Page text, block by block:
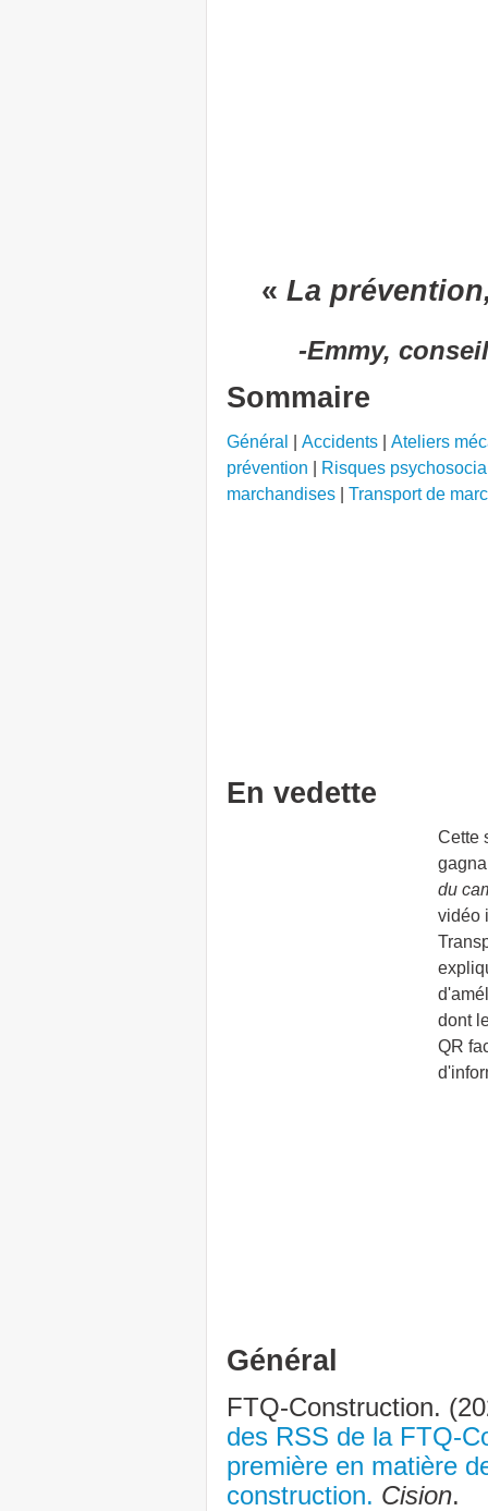
« La
-Emmy,
Sommaire
Général Accidents
Ateliers
prévention
Risques
marchandises
Transport de
En vedette
Cette
du
vidéo
dont
QR
Général
FTQ-Construction.
des RSS de la FTQ-
première en matière
construction. Cision.